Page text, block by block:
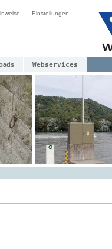
Einstellungen
Webservices